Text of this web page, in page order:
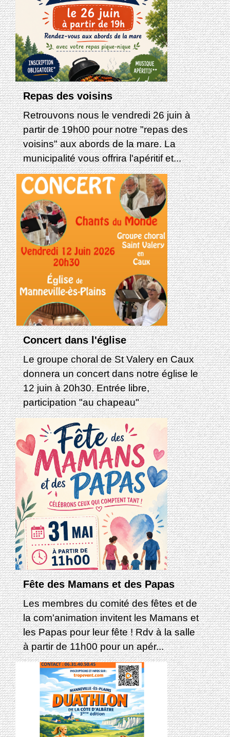
Repas des voisins
Retrouvons nous le vendredi 26 juin à
partir de 19h00 pour notre "repas des
voisins" aux abords de la mare. La
municipalité vous offrira l'apéritif et...
Concert dans l'église
Le groupe choral de St Valery en Caux
donnera un concert dans notre église le
12 juin à 20h30. Entrée libre,
participation "au chapeau"
Fête des Mamans et des Papas
Les membres du comité des fêtes et de
la com'animation invitent les Mamans et
les Papas pour leur fête ! Rdv à la salle
à partir de 11h00 pour un apér...